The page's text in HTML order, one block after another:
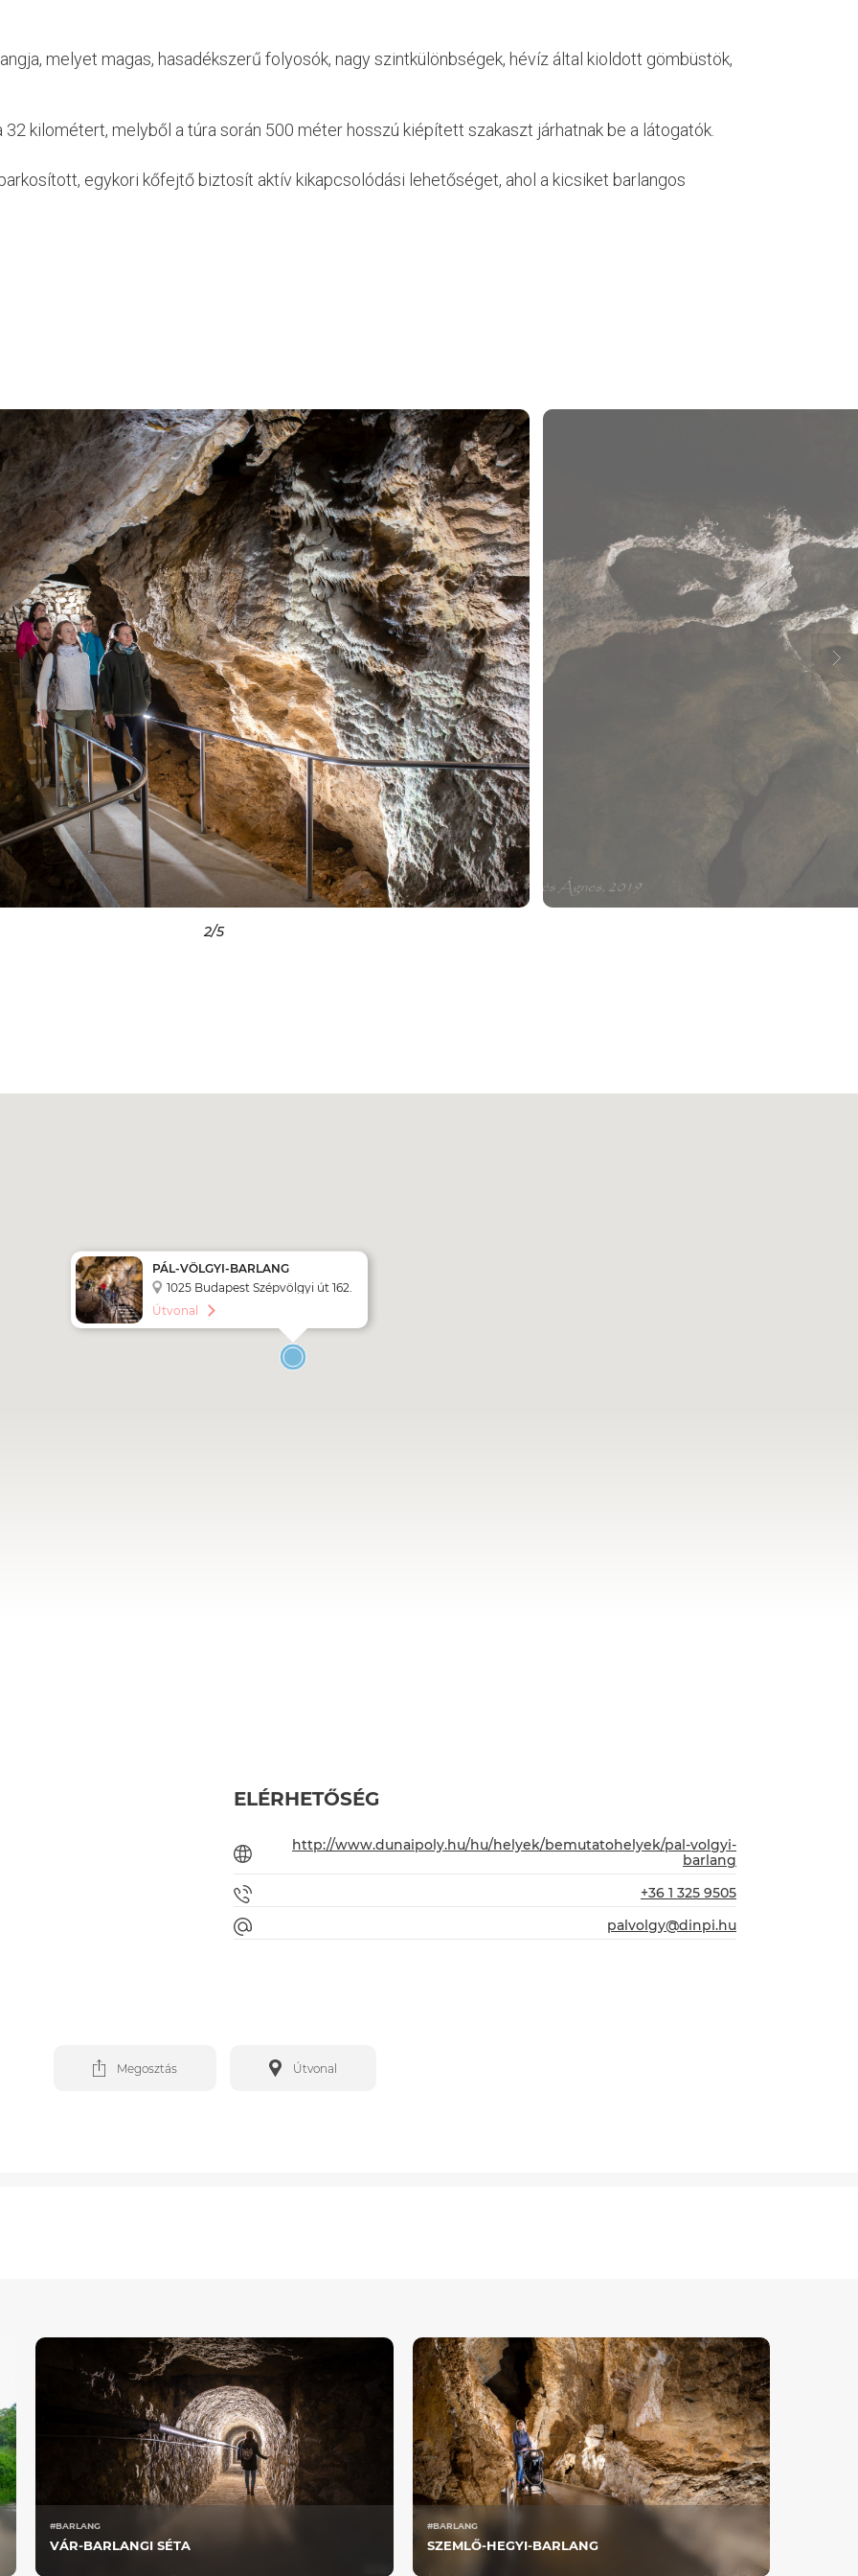
melyet magas, hasadékszerű folyosók, nagy szintkülönbségek, hévíz által kioldott gömbüstök,
kilométert, melyből a túra során 500 méter hosszú kiépített szakaszt járhatnak be a látogatók.
egykori kőfejtő biztosít aktív kikapcsolódási lehetőséget, ahol a kicsiket barlangos
3/5
PÁL-VÖLGYI-BARLANG
1025 Budapest Szépvölgyi út 162.
Útvonal
ELÉRHETŐSÉG
http://www.dunaipoly.hu/hu/helyek/bemutatohelyek/pal-volgyi-
barlang
+36 1 325 9505
palvolgy@dinpi.hu
Megosztás Útvonal
#BARLANG
VÁR-BARLANGI SÉTA
#BARLANG
SZEMLŐ-HEGYI-BARLANG